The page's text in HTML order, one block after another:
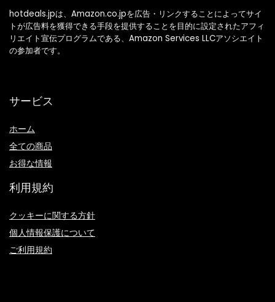
hotdeals.jpは、Amazon.co.jpを広告・リンクすることによってサイ
トが広告料を獲得できる手段を提供することを目的に設定されたアフィ
リエイト宣伝プログラムである、Amazon Services LLCアソシエイト
の参加者です。
サービス
ホーム
全ての商品
お得な情報
利用規約
クッキーに関する方針
個人情報保護について
ご利用規約